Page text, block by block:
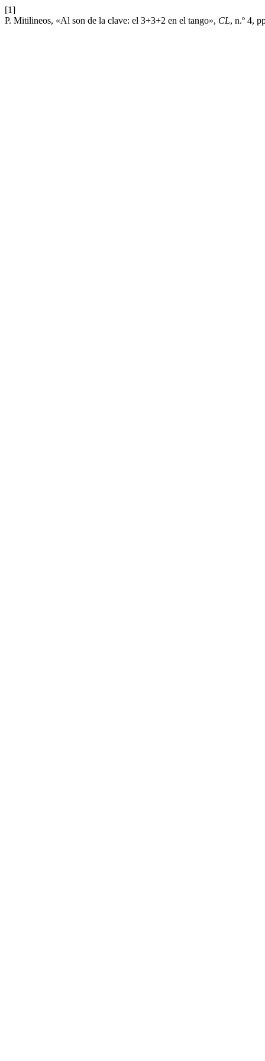
[1]
P. Mitilineos, «Al son de la clave: el 3+3+2 en el tango», CL, n.º 4,